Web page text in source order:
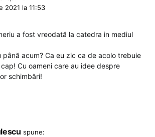
2021 la 11:53
a fost vreodată la catedra in mediul
până acum? Ca eu zic ca de acolo trebuie
Cu oameni care au idee despre
schimbări!
spune: